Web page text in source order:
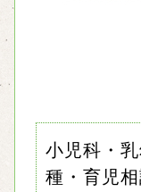
小児科・
種・育児